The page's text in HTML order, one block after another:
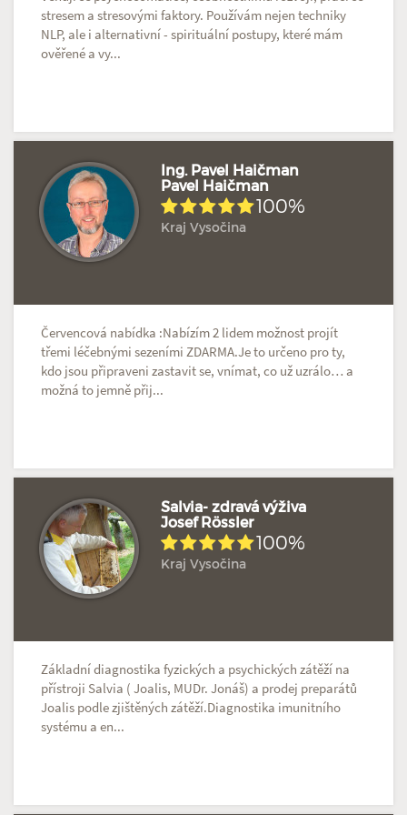
stresem a stresovými faktory. Používám nejen techniky
NLP, ale i alternativní - spirituální postupy, které mám
ověřené a vy...
Ing. Pavel Haičman
Pavel Haičman
100%
Kraj Vysočina
Červencová nabídka :Nabízím 2 lidem možnost projít
třemi léčebnými sezeními ZDARMA.Je to určeno pro ty,
kdo jsou připraveni zastavit se, vnímat, co už uzrálo… a
možná to jemně přij...
Salvia- zdravá výživa
Josef Rössler
100%
Kraj Vysočina
Základní diagnostika fyzických a psychických zátěží na
přístroji Salvia ( Joalis, MUDr. Jonáš) a prodej preparátů
Joalis podle zjištěných zátěží.Diagnostika imunitního
systému a en...
Hodnoceno: 1× Profil terapeuta
Hodnoceno: 15× Profil terapeuta